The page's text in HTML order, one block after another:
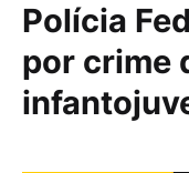
Polícia
por crime